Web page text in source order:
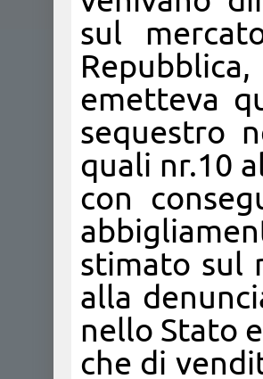
sul
emetteva
sequestro
quali nr.10
con
stimato sul
alla
nello Stato
che di